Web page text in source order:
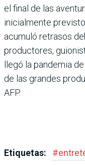
el final de las
inicialmente
acumuló retrasos
productores,
llegó la pandemia
de las grandes
AFP.
Etiquetas: #